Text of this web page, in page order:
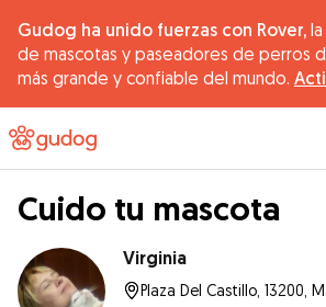
Gudog ha unido fuerzas con Rover,
de mascotas y paseadores de perros
más grande y confiable del mundo.
Cuido tu mascota
Virginia
Plaza Del Castillo, 13200,